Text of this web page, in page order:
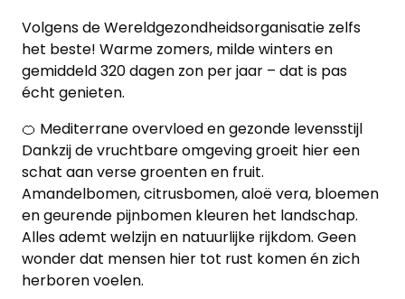
Volgens de Wereldgezondheidsorganisatie zelfs
het beste! Warme zomers, milde winters en
gemiddeld 320 dagen zon per jaar – dat is pas
écht genieten.
🍊 Mediterrane overvloed en gezonde levensstijl
Dankzij de vruchtbare omgeving groeit hier een
schat aan verse groenten en fruit.
Amandelbomen, citrusbomen, aloë vera, bloemen
en geurende pijnbomen kleuren het landschap.
Alles ademt welzijn en natuurlijke rijkdom. Geen
wonder dat mensen hier tot rust komen én zich
herboren voelen.